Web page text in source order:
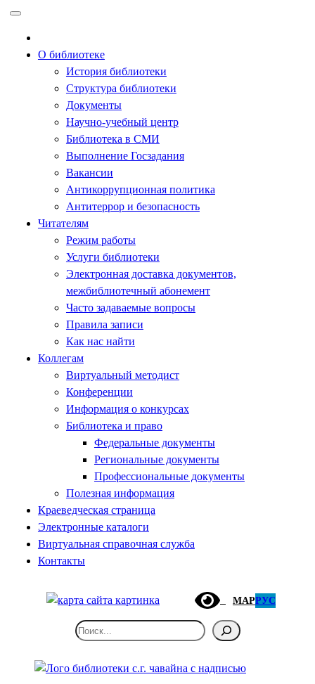
содержимому
О библиотеке
История библиотеки
Структура библиотеки
Документы
Научно-учебный центр
Библиотека в СМИ
Выполнение Госзадания
Вакансии
Антикоррупционная политика
Антитеррор и безопасность
Читателям
Режим работы
Услуги библиотеки
Электронная доставка документов,
межбиблиотечный абонемент
Часто задаваемые вопросы
Правила записи
Как нас найти
Коллегам
Виртуальный методист
Конференции
Информация о конкурсах
Библиотека и право
Федеральные документы
Региональные документы
Профессиональные документы
Полезная информация
Краеведческая страница
Электронные каталоги
Виртуальная справочная служба
Контакты
МАРРУС
Поиск